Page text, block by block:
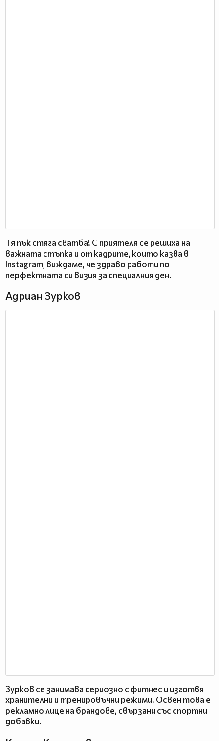
Тя пък стяга сватба! С приятеля се решиха на
важната стъпка и от кадрите, които казва в
Instagram, виждаме, че здраво работи по
перфектната си визия за специалния ден.
Адриан Зурков
Зурков се занимава сериозно с фитнес и изготвя
хранителни и тренировъчни режими. Освен това е
рекламно лице на брандове, свързани със спортни
добавки.